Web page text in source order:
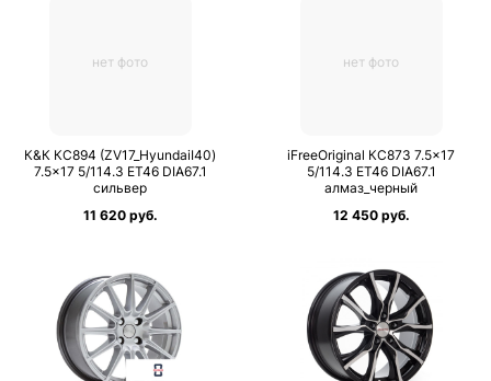
нет фото
К&К КС894 (ZV17_HyundaiI40)
7.5×17 5/114.3 ET46 DIA67.1
сильвер
11 620 руб.
нет фото
iFreeOriginal КС873 7.5×17
5/114.3 ET46 DIA67.1
алмаз_черный
12 450 руб.